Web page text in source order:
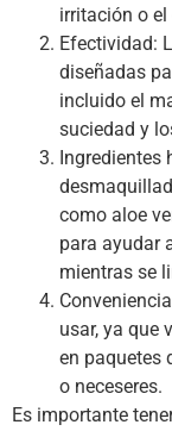
irritación o
Efectividad:
diseñadas
incluido el
suciedad y
como aloe
para ayudar
mientras se
usar, ya que
en paquetes
o neceseres.
Es importante